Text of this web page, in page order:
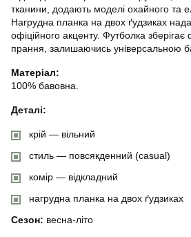
тканини, додають моделі охайного та
Нагрудна планка на двох ґудзиках
офіційного акценту. Футболка зберігає
прання, залишаючись універсальною
Матеріал:
100% бавовна.
Деталі:
крій — вільний
стиль — повсякденний (casual)
комір — відкладний
нагрудна планка на двох ґудзиках
Сезон: весна-літо